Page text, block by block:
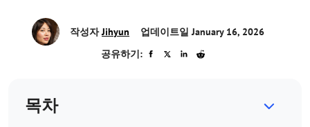
작성자Jihyun
업데이트일 January 16, 2026
공유하기:
목차